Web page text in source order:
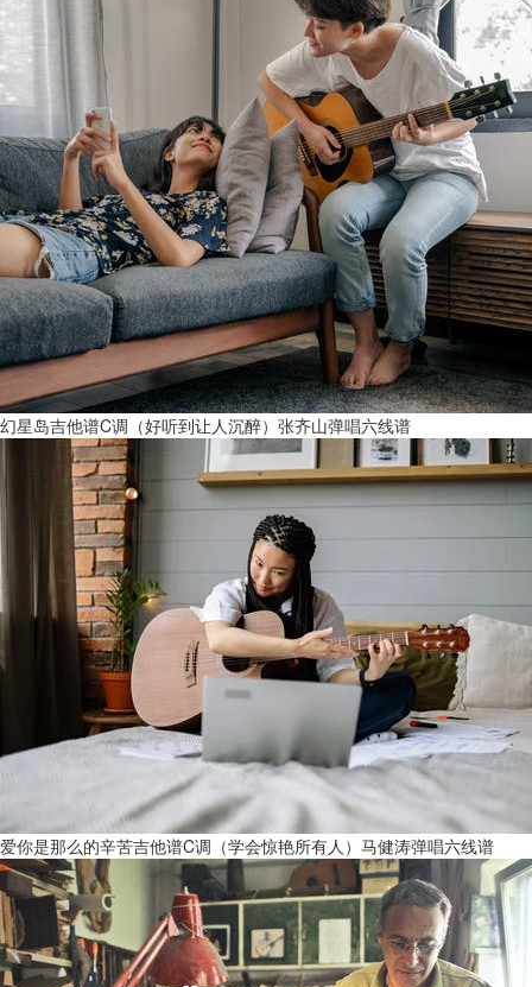
幻星岛吉他谱C调（好听到让人沉醉）张齐山弹唱六线谱
爱你是那么的辛苦吉他谱C调（学会惊艳所有人）马健涛弹唱六线谱